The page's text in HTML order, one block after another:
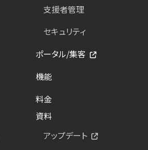
支援者管理
セキュリティ
ポータル/集客
機能
料金
資料
アップデート